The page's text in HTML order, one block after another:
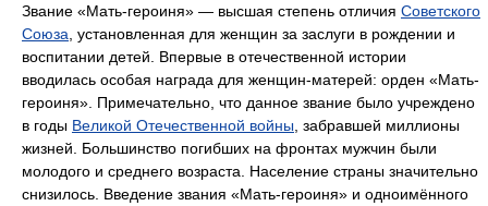
Звание «Мать-героиня» — высшая степень отличия Советского
Союза , установленная для женщин за заслуги в рождении и
воспитании детей. Впервые в отечественной истории
вводилась особая награда для женщин-матерей: орден «Мать-
героиня». Примечательно, что данное звание было учреждено
в годы Великой Отечественной войны , забравшей миллионы
жизней. Большинство погибших на фронтах мужчин были
молодого и среднего возраста. Население страны значительно
снизилось. Введение звания «Мать-героиня» и одноимённого